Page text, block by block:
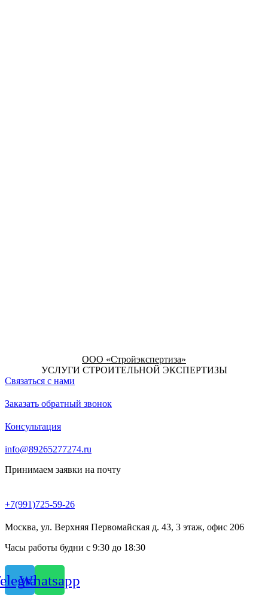
ООО «Стройэкспертиза»
УСЛУГИ СТРОИТЕЛЬНОЙ ЭКСПЕРТИЗЫ
Связаться с нами
Заказать обратный звонок
Консультация
info@89265277274.ru
Принимаем заявки на почту
+7(991)725-59-26
Москва, ул. Верхняя Первомайская д. 43, 3 этаж, офис 206
Часы работы будни с 9:30 до 18:30
Whatsapp